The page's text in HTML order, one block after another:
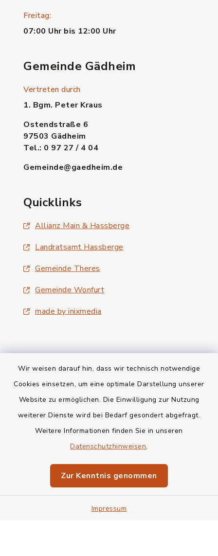
Wir weisen darauf hin, dass wir technisch notwendige
Cookies einsetzen, um eine optimale Darstellung unserer
Website zu ermöglichen. Die Einwilligung zur Nutzung
weiterer Dienste wird bei Bedarf gesondert abgefragt.
Weitere Informationen finden Sie in unseren
Datenschutzhinweisen.
Zur Kenntnis genommen
Impressum
Freitag:
07:00 Uhr bis 12:00 Uhr
Gemeinde Gädheim
Vertreten durch
1. Bgm. Peter Kraus
Ostendstraße 6
97503 Gädheim
Tel.: 0 97 27 / 4 04
Gemeinde@gaedheim.de
Quicklinks
Allianz Main & Hassberge
Landratsamt Hassberge
Gemeinde Theres
Gemeinde Wonfurt
made by inixmedia
Kontakt
Barrierefreiheit
Impressum
Sitemap